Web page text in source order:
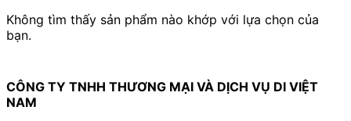
Không tìm thấy sản phẩm nào khớp với lựa chọn của
bạn.
CÔNG TY TNHH THƯƠNG MẠI VÀ DỊCH VỤ DI VIỆT
NAM